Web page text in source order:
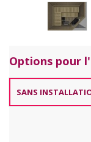
Options pour
SANS